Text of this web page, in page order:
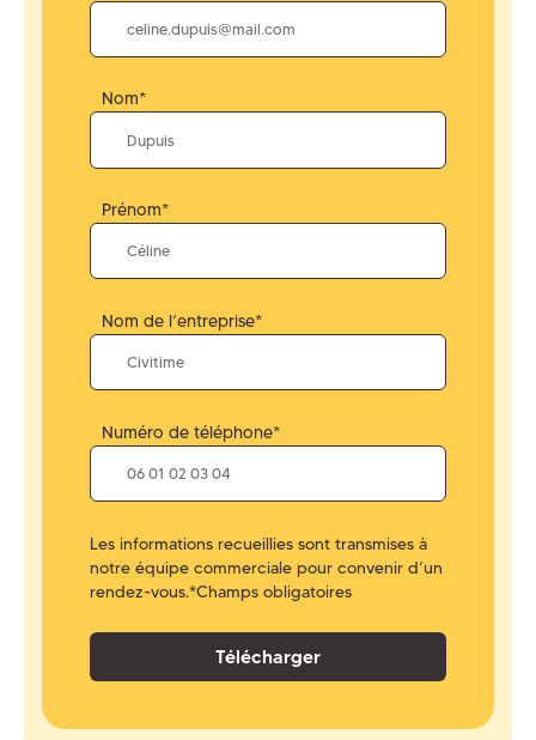
Nom*
Prénom*
Nom de l’entreprise*
Numéro de téléphone*
Les informations recueillies sont transmises à
notre équipe commerciale pour convenir d’un
rendez-vous.*Champs obligatoires